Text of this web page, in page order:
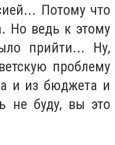
Потому что
Но ведь к этому
прийти... Ну,
проблему
и из бюджета и
не буду, вы это